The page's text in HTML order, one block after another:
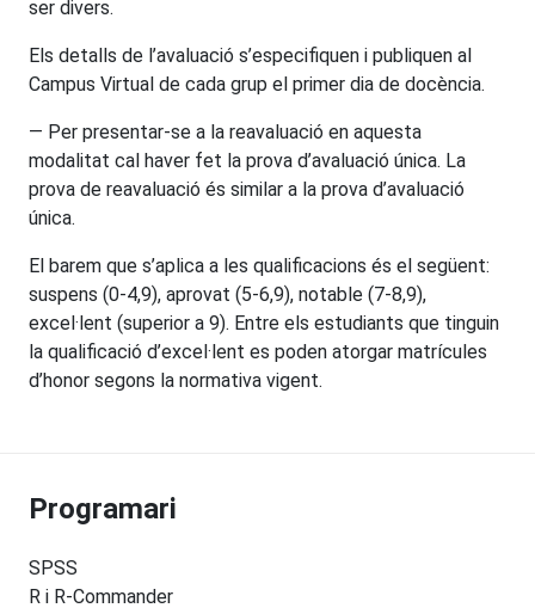
ser divers.
Els detalls de l’avaluació s’especifiquen i publiquen al
Campus Virtual de cada grup el primer dia de docència.
— Per presentar-se a la reavaluació en aquesta
modalitat cal haver fet la prova d’avaluació única. La
prova de reavaluació és similar a la prova d’avaluació
única.
El barem que s’aplica a les qualificacions és el següent:
suspens (0-4,9), aprovat (5-6,9), notable (7-8,9),
excel·lent (superior a 9). Entre els estudiants que tinguin
la qualificació d’excel·lent es poden atorgar matrícules
d’honor segons la normativa vigent.
Programari
SPSS
R i R-Commander